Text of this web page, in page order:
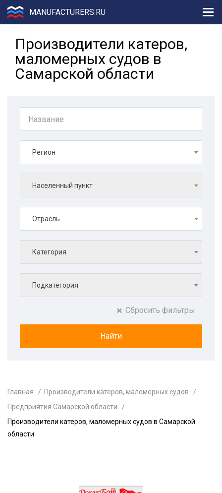
MANUFACTURERS.RU
Производители катеров,
маломерных судов в
Самарской области
Регион
Населенный пункт
Отрасль
Категория
Подкатегория
Сбросить фильтры
Главная
Производители катеров, маломерных судов
Предприятия Самарской области
Производители катеров, маломерных судов в Самарской
области